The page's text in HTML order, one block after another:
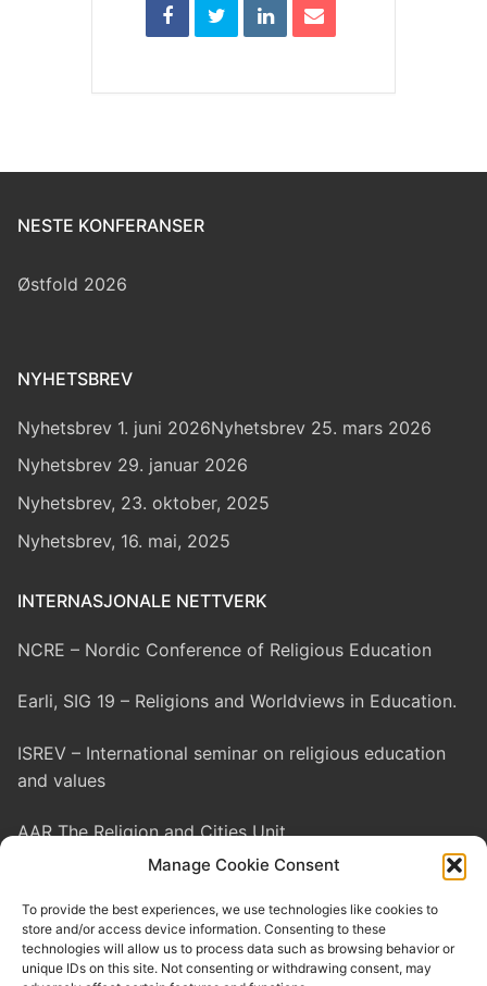
Manage Cookie Consent
To provide the best experiences, we use technologies like cookies to
store and/or access device information. Consenting to these
technologies will allow us to process data such as browsing behavior or
unique IDs on this site. Not consenting or withdrawing consent, may
NESTE KONFERANSER
Østfold 2026
NYHETSBREV
Nyhetsbrev 1. juni 2026Nyhetsbrev 25. mars 2026
Nyhetsbrev 29. januar 2026
Nyhetsbrev, 23. oktober, 2025
Nyhetsbrev, 16. mai, 2025
INTERNASJONALE NETTVERK
NCRE – Nordic Conference of Religious Education
Earli, SIG 19 – Religions and Worldviews in Education.
ISREV – International seminar on religious education
and values
AAR The Religion and Cities Unit
EASR – European Association for the Study of Religion
IAHR – International Association for the History of
Religion